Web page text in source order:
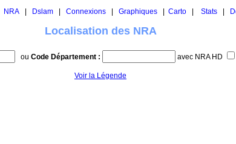
NRA Dslam Connexions Graphiques Carto Stats
Localisation des NRA
ou Code Département : avec NRA HD
Voir la Légende